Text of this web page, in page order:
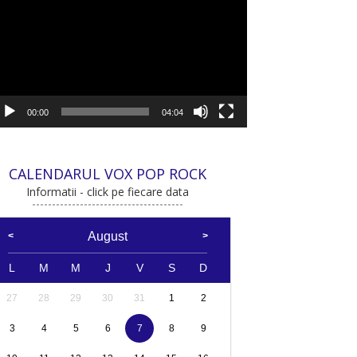
00:00 04:04
CALENDARUL VOX POP ROCK
Informatii - click pe fiecare data
August
L M M J V S D
27 28 29 30 31 1 2
3 4 5 6 7 8 9